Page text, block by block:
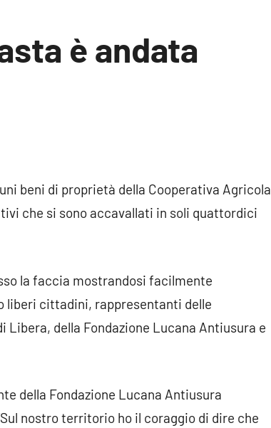
è andata
beni di proprietà della Cooperativa Agricola
che si sono accavallati in soli quattordici
la faccia mostrandosi facilmente
liberi cittadini, rappresentanti delle
della Fondazione Lucana Antiusura e
della Fondazione Lucana Antiusura
nostro territorio ho il coraggio di dire che